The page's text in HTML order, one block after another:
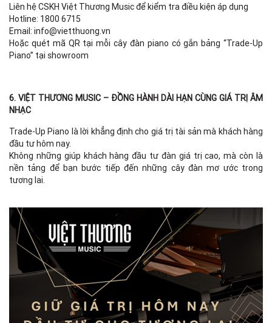
Liên hệ CSKH Việt Thương Music để kiểm tra điều kiện áp dụng
Hotline: 1800 6715
Email: info@vietthuong.vn
Hoặc quét mã QR tại mỗi cây đàn piano có gắn bảng “Trade-Up
Piano” tại showroom
6. VIỆT THƯƠNG MUSIC – ĐỒNG HÀNH DÀI HẠN CÙNG GIÁ TRỊ ÂM
NHẠC
Trade-Up Piano là lời khẳng định cho giá trị tài sản mà khách hàng
đầu tư hôm nay.
Không những giúp khách hàng đầu tư đàn giá trị cao, mà còn là
nền tảng để bạn bước tiếp đến những cây đàn mơ ước trong
tương lai.